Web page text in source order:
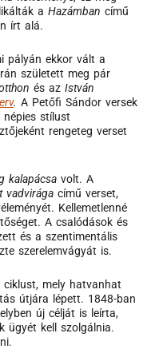
a Hazámban című
írt alá.
pályán ekkor vált a
született meg pár
és az István
. A Petőfi Sándor versek
stílust
rengeteg verset
kalapácsa volt. A
vadvirága című verset,
Kellemetlenné
A csalódások és
és a szentimentális
szerelemvágyát is.
ciklust, mely hatvanhat
útjára lépett. 1848-ban
új célját is leírta,
ügyét kell szolgálnia.